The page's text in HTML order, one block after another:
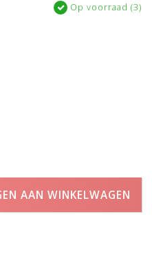
Op voorraad (3)
AAN WINKELWAGEN